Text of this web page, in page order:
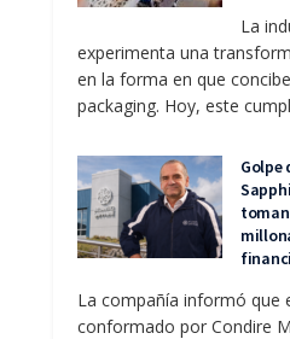
La
experimenta una
en la forma en que
packaging. Hoy, este
Golpe
La compañía informó que
conformado por Condire